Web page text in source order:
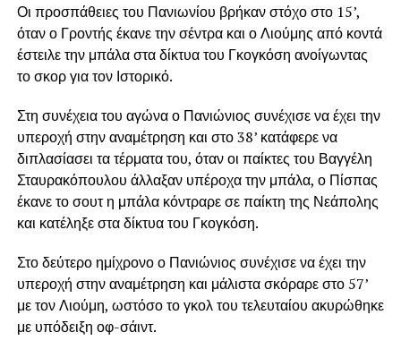
Οι προσπάθειες του Πανιωνίου βρήκαν στόχο στο 15’,
όταν ο Γροντής έκανε την σέντρα και ο Λιούμης από κοντά
έστειλε την μπάλα στα δίκτυα του Γκογκόση ανοίγωντας
το σκορ για τον Ιστορικό.
Στη συνέχεια του αγώνα ο Πανιώνιος συνέχισε να έχει την
υπεροχή στην αναμέτρηση και στο 38’ κατάφερε να
διπλασίασει τα τέρματα του, όταν οι παίκτες του Βαγγέλη
Σταυρακόπουλου άλλαξαν υπέροχα την μπάλα, ο Πίσπας
έκανε το σουτ η μπάλα κόντραρε σε παίκτη της Νεάπολης
και κατέληξε στα δίκτυα του Γκογκόση.
Στο δεύτερο ημίχρονο ο Πανιώνιος συνέχισε να έχει την
υπεροχή στην αναμέτρηση και μάλιστα σκόραρε στο 57’
με τον Λιούμη, ωστόσο το γκολ του τελευταίου ακυρώθηκε
με υπόδειξη οφ-σάιντ.